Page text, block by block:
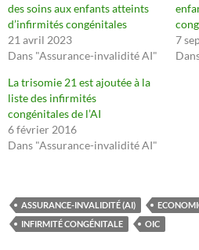
des soins aux enfants atteints
d’infirmités congénitales
21 avril 2023
Dans "Assurance-invalidité AI"
7
La trisomie 21 est ajoutée à la
liste des infirmités
congénitales de l’AI
6 février 2016
Dans "Assurance-invalidité AI"
ASSURANCE-INVALIDITÉ (AI)
INFIRMITÉ CONGÉNITALE
OIC